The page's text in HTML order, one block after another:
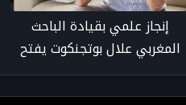
إنجاز علمي بقيادة الباحث
المغربي علال بوتجنكوت يفتح
آفاقاً جديدة للكشف المبكر عن
الزهايمر